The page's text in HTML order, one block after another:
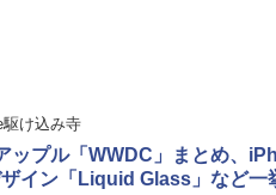
駆け込み寺
ップル「WWDC」まとめ、
イン「Liquid Glass」など一